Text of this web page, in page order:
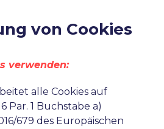
von Cookies
verwenden:
alle Cookies auf
Par. 1 Buchstabe a)
679 des Europäischen